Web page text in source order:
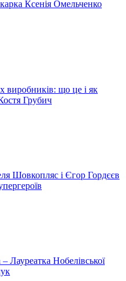
Ксенія Омельченко
виробників: що це і як
Грубич
Шовкопляс і Єгор Гордєєв
Лауреатка Нобелівської